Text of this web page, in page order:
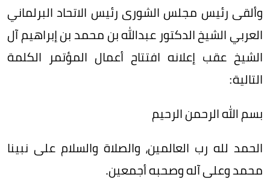
وألقى رئيس مجلس الشورى رئيس الاتحاد البرلماني
العربي الشيخ الدكتور عبدالله بن محمد بن إبراهيم آل
الشيخ عقب إعلانه افتتاح أعمال المؤتمر الكلمة
التالية:
بسم الله الرحمن الرحيم
الحمد لله رب العالمين، والصلاة والسلام على نبينا
محمد وعلى آله وصحبه أجمعين.